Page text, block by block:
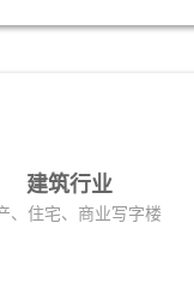
建筑行业
、住宅、商业写字楼